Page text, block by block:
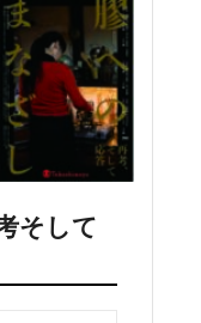
そして